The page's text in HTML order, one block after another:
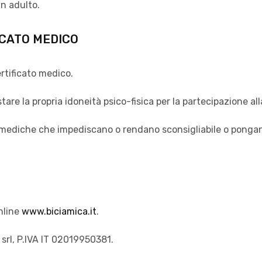
adulto.
MEDICO
medico.
la propria idoneità psico-fisica per la partecipazione
che impediscano o rendano sconsigliabile o
www.biciamica.it.
P.IVA IT 02019950381.